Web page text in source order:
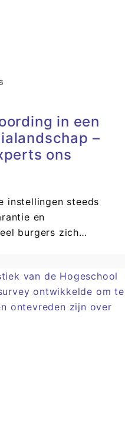
in een
–
ons
instellingen steeds
en
burgers zich…